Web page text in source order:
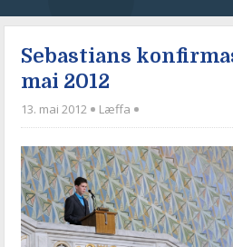
Sebastians
mai 2012
13. mai 2012 Læffa